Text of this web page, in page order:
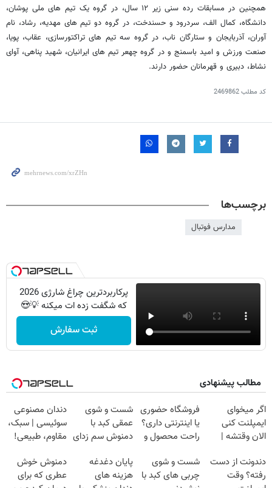
همچنین در مسابقات رده سنی زیر ۱۲ سال، در گروه یک تیم های ملی پوشان،
دانشگاه، کمال الف، سردرود و حسندخت، در گروه دو تیم های مهدیه، رشاد، نام
آوران، آذربایجان و ستارگان ناب، در گروه سه تیم های تراکتورسازی، عقاب، پویا،
صنعت ورزش و امید باسمنج و در گروه چهعر تیم های ایرانیان، شهید پناهی، آوای
نشاط، دبیری و قهرمانان حضور دارند.
کد مطلب2469862
برچسب‌ها
مدارس فوتبال
پرکاربردترین چراغ شارژی 2026
که شگفت زده ات میکنه 💡😍
ثبت سفارش
مطالب پیشنهادی
اگر میخوای
ایمپلنت کنی
الان وقتشه |
میلیون تومان!!!
فروشگاه حضوری
یا اینترنتی داری؟
راحت محصول و
بفروش
شست و شوی
عمقی کبد با
دمنوش سم زدای
دندان مصنوعی
سوئیسی | سبک،
مقاوم، طبیعی!
رایگان+پرداخت
اقساطی😍
دندونت از دست
رفته؟ وقت
شست و شوی
چربی های کبد با
پایان دغدغه
هزینه های
دمنوش خوش
عطری که برای